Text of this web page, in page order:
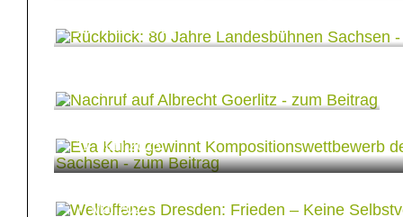
1. Oktober 2025
Nachruf auf Albrecht
4. Juli 2025
der Landesbühnen Sachsen
11. Juni 2025
Weltoffenes Dresden:
Selbstverständlichkeit
7. Mai 2025
Autorin Sabine Ebert auf der